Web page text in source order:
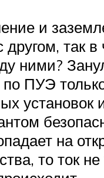
и
другом, так в
ними?
ПУЭ
установок
на
то ток